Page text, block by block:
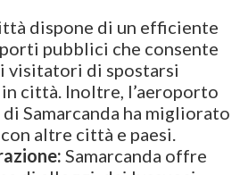
dispone di un efficiente
pubblici che consente
visitatori di spostarsi
città. Inoltre, l’aeroporto
Samarcanda ha migliorato
altre città e paesi.
Samarcanda offre